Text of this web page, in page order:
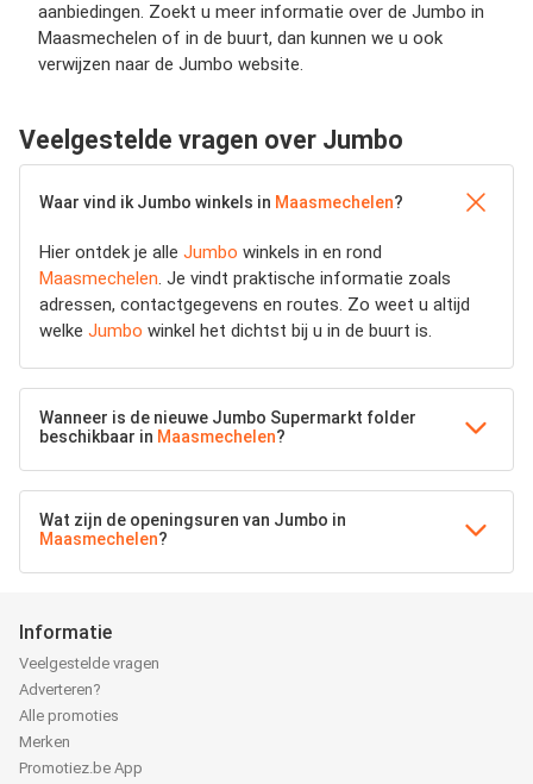
aanbiedingen. Zoekt u meer informatie over de Jumbo in
Maasmechelen of in de buurt, dan kunnen we u ook
verwijzen naar de Jumbo website.
Veelgestelde vragen over Jumbo
Waar vind ik Jumbo winkels in Maasmechelen?
Hier ontdek je alle Jumbo winkels in en rond
Maasmechelen. Je vindt praktische informatie zoals
adressen, contactgegevens en routes. Zo weet u altijd
welke Jumbo winkel het dichtst bij u in de buurt is.
Wanneer is de nieuwe Jumbo Supermarkt folder
beschikbaar in Maasmechelen?
Wat zijn de openingsuren van Jumbo in
Maasmechelen?
Informatie
Veelgestelde vragen
Adverteren?
Alle promoties
Merken
Promotiez.be App